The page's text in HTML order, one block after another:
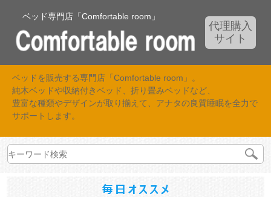
ベッド専門店「Comfortable room」
代理購入
サイト
ベッドを販売する専門店「Comfortable room」。
純木ベッドや収納付きベッド、折り畳みベッドなど、
豊富な種類やデザインが取り揃えて、アナタの良質睡眠を全力で
サポートします。